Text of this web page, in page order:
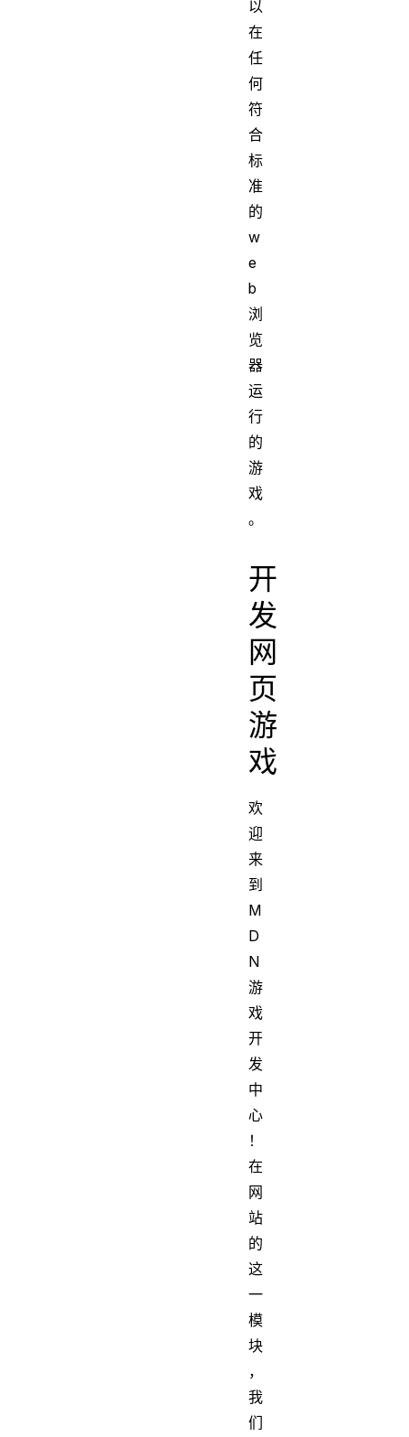
以
在
任
何
符
合
标
准
的
w
e
b
浏
览
器
运
行
的
游
戏
。
开
发
网
页
游
戏
欢
迎
来
到
M
D
N
游
戏
开
发
中
心
！
在
网
站
的
这
一
模
块
，
我
们